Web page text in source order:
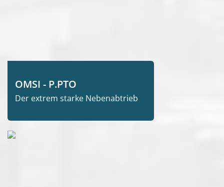
OMSI - P.PTO
Der extrem starke Nebenabtrieb